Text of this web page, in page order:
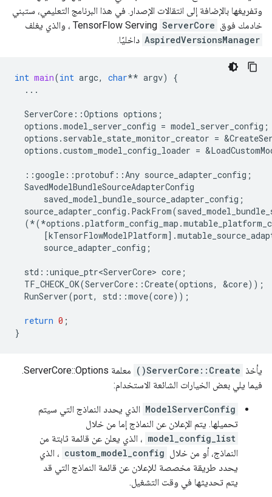
وتفريغها بالإضافة إلى انتقالات الإصدار. في هذا البرنامج التعليمي، ستبني
خادمك فوق TensorFlow Serving ServerCore
، والذي يغلف
AspiredVersionsManager داخليًا.
int main(int argc, char** argv)
{
...
ServerCore ::Options options ;
options .model_server_config = model_server_config ;
options . servable_state_monitor_creator = &
options .custom_model_config_loader = &
::google ::protobuf ::Any source_adapter_config ;
SavedModelBundleSourceAdapterConfig
saved_model_bundle_source_adapter_config ;
source_adapter_config . PackFrom(
(*(*options .platform_config_map .
[kTensorFlowModelPlatform].
source_adapter_config ;
std ::unique_ptr<ServerCore> core ;
TF_CHECK_OK(ServerCore ::Create(options, &core));
RunServer(port, std ::move(core));
return 0 ;
}
يأخذ ServerCore::Create()
معلمة ServerCore::Options.
فيما يلي بعض الخيارات الشائعة الاستخدام:
ModelServerConfig الذي يحدد النماذج التي سيتم
تحميلها. يتم الإعلان عن النماذج إما من خلال
model_config_list ، الذي يعلن عن قائمة ثابتة من
النماذج، أو من خلال custom_model_config ، الذي
يحدد طريقة مخصصة للإعلان عن قائمة النماذج التي قد
يتم تحديثها في وقت التشغيل.